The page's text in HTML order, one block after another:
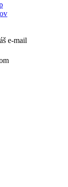
e-mail